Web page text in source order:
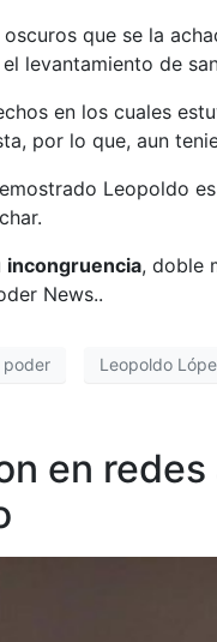
que se la
levantamiento de
en los cuales
por lo que, aun
Leopoldo
incongruencia, doble
News..
Leopoldo
en